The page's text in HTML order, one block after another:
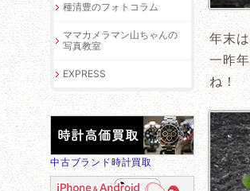
年末
一昨
ね！
種清豊のフォトコラム
ママカメラマン山ちゃんの
写真教室
EXPRESS
中古ブランド時計買取